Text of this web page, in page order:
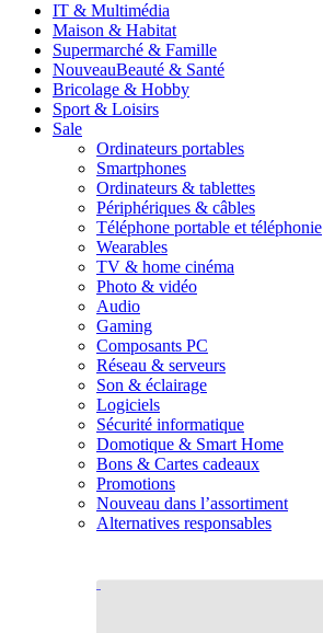
IT & Multimédia
Maison & Habitat
Supermarché & Famille
NouveauBeauté & Santé
Bricolage & Hobby
Sport & Loisirs
Sale
Ordinateurs portables
Smartphones
Ordinateurs & tablettes
Périphériques & câbles
Téléphone portable et téléphonie
Wearables
TV & home cinéma
Photo & vidéo
Audio
Gaming
Composants PC
Réseau & serveurs
Son & éclairage
Logiciels
Sécurité informatique
Domotique & Smart Home
Bons & Cartes cadeaux
Promotions
Nouveau dans l’assortiment
Alternatives responsables